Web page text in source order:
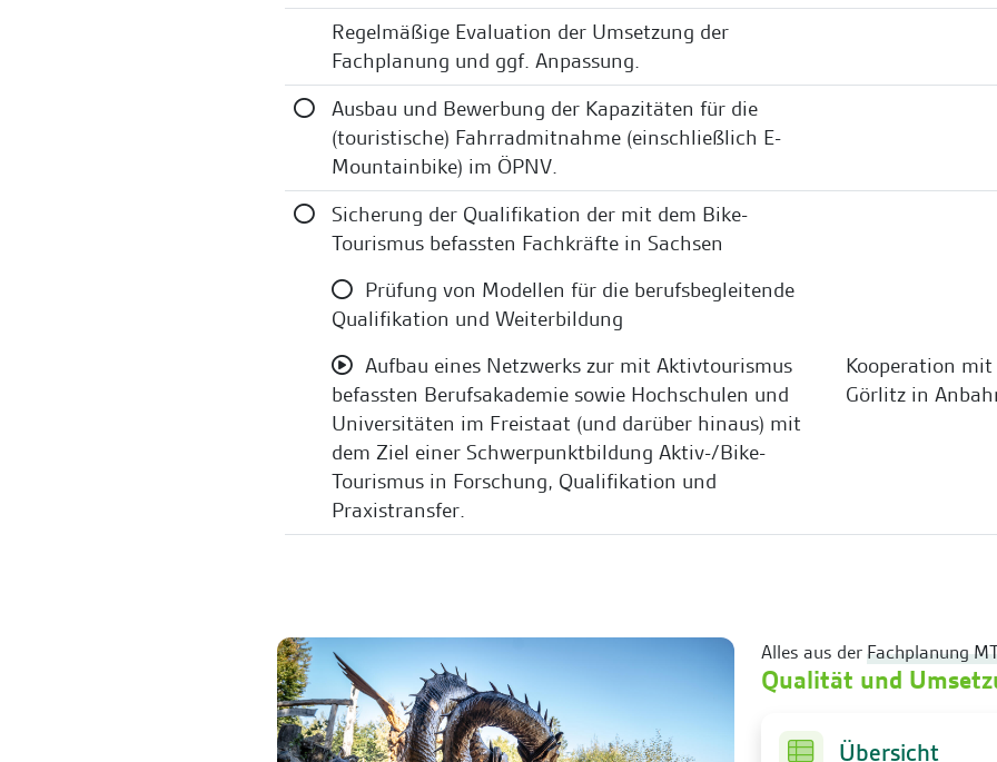
Regelmäßige Evaluation der Umsetzung der
Fachplanung und ggf. Anpassung.
Ausbau und Bewerbung der Kapazitäten für die
(touristische) Fahrradmitnahme (einschließlich E-
Mountainbike) im ÖPNV.
Sicherung der Qualifikation der mit dem Bike-
Tourismus befassten Fachkräfte in Sachsen
Prüfung von Modellen für die berufsbegleitende
Qualifikation und Weiterbildung
Aufbau eines Netzwerks zur mit Aktivtourismus
befassten Berufsakademie sowie Hochschulen und
Universitäten im Freistaat (und darüber hinaus) mit
dem Ziel einer Schwerpunktbildung Aktiv-/Bike-
Tourismus in Forschung, Qualifikation und
Praxistransfer.
Kooperation
Görlitz in
Alles aus derFachplanung
Qualität und
Übersicht